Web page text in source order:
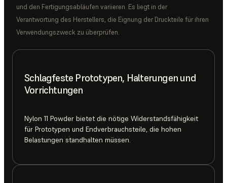
und den Fertigungsabläufen variieren. Es liegt in der
Verantwortung des Herstellers, die Eignung der Druckteile für ihren
Verwendungszweck zu überprüfen.
Schlagfeste Prototypen, Halterungen und
Vorrichtungen
Nylon 11 Powder bietet die nötige Widerstandsfähigkeit
für Prototypen und Endverbrauchsteile, die hohen
Belastungen standhalten müssen.